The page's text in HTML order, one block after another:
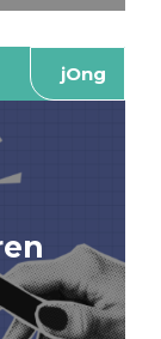
jOng